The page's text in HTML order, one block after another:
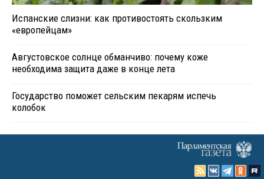
Испанские слизни: как противостоять скользким
«европейцам»
Августовское солнце обманчиво: почему коже
необходима защита даже в конце лета
Государство поможет сельским пекарям испечь
колобок